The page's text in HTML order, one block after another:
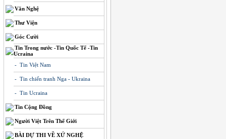
Văn Nghệ
Thư Viện
Góc Cười
Tin Trong nước -Tin Quốc Tế -Tin
Ucraina
- Tin Việt Nam
- Tin chiến tranh Nga - Ukraina
- Tin Ucraina
Tin Cộng Đồng
Người Việt Trên Thế Giới
BÀI DỰ THI VỀ XỨ NGHỆ